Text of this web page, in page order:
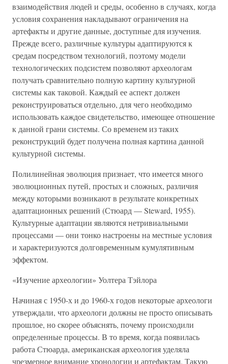
взаимодействия людей и среды, особенно в случаях, когда
условия сохранения накладывают ограничения на
артефакты и другие данные, доступные для изучения.
Прежде всего, различные культуры адаптируются к
средам посредством технологий, поэтому модели
технологических подсистем позволяют археологам
получать сравнительно полную картину культурной
системы как таковой. Каждый ее аспект должен
реконструироваться отдельно, для чего необходимо
использовать каждое свидетельство, имеющее отношение
к данной грани системы. Со временем из таких
реконструкций будет получена полная картина данной
культурной системы.
Полилинейная эволюция признает, что имеется много
эволюционных путей, простых и сложных, различия
между которыми возникают в результате конкретных
адаптационных решений (Стюард — Steward, 1955).
Культурные адаптации являются нетривиальными
процессами — они тонко настроены на местные условия
и характеризуются долговременным кумулятивным
эффектом.
«Изучение археологии» Уолтера Тэйлора
Начиная с 1950-х и до 1960-х годов некоторые археологи
утверждали, что археологи должны не просто описывать
прошлое, но скорее объяснять, почему происходили
определенные процессы. В то время, когда появилась
работа Стюарда, американская археология уделяла
чрезмерное внимание хронологии и артефактам. Такую